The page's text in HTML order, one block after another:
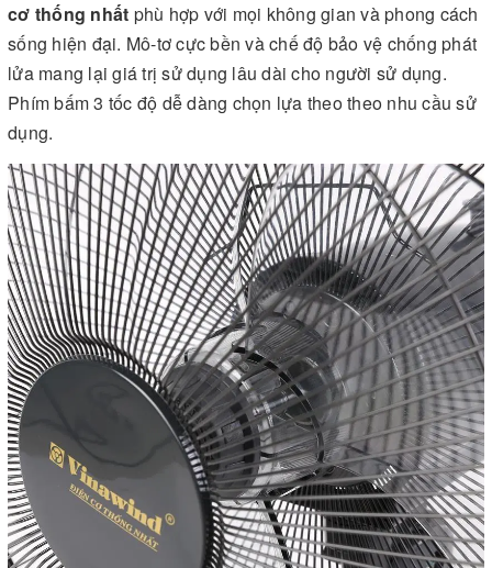
cơ thống nhất phù hợp với mọi không gian và phong cách
sống hiện đại. Mô-tơ cực bền và chế độ bảo vệ chống phát
lửa mang lại giá trị sử dụng lâu dài cho người sử dụng.
Phím bấm 3 tốc độ dễ dàng chọn lựa theo theo nhu cầu sử
dụng.